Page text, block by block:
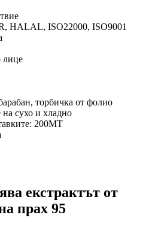
HALAL, ISO22000, ISO9001
лице
торбичка от фолио
сухо и хладно
200MT
екстрактът от
прах 95